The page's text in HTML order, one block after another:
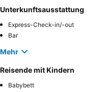
Unterkunftsausstattung
Express-Check-in/-out
Bar
Mehr
Reisende mit Kindern
Babybett